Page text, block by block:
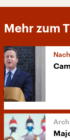
Mehr zum